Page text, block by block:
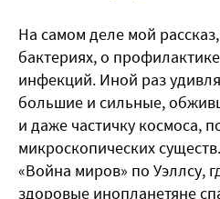
На самом деле мой
бактериях, о
инфекций. Иной раз
большие и сильные,
и даже частичку космоса,
микроскопических
«Война миров» по Уэллсу,
здоровые инопланетяне